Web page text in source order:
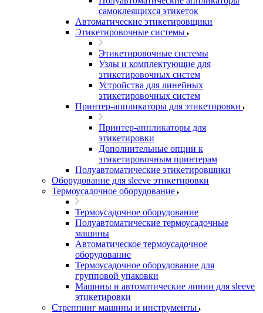
самоклеящихся этикеток
Автоматические этикетировщики
Этикетировочные системы
Этикетировочные системы
Узлы и комплектующие для
этикетировочных систем
Устройства для линейных
этикетировочных систем
Принтер-аппликаторы для этикетировки
Принтер-аппликаторы для
этикетировки
Дополнительные опции к
этикетировочным принтерам
Полуавтоматические этикетировщики
Оборудование для sleeve этикетировки
Термоусадочное оборудование
Термоусадочное оборудование
Полуавтоматические термоусадочные
машины
Автоматическое термоусадочное
оборудование
Термоусадочное оборудование для
групповой упаковки
Машины и автоматические линии для sleeve
этикетировки
Стреппинг машины и инструменты